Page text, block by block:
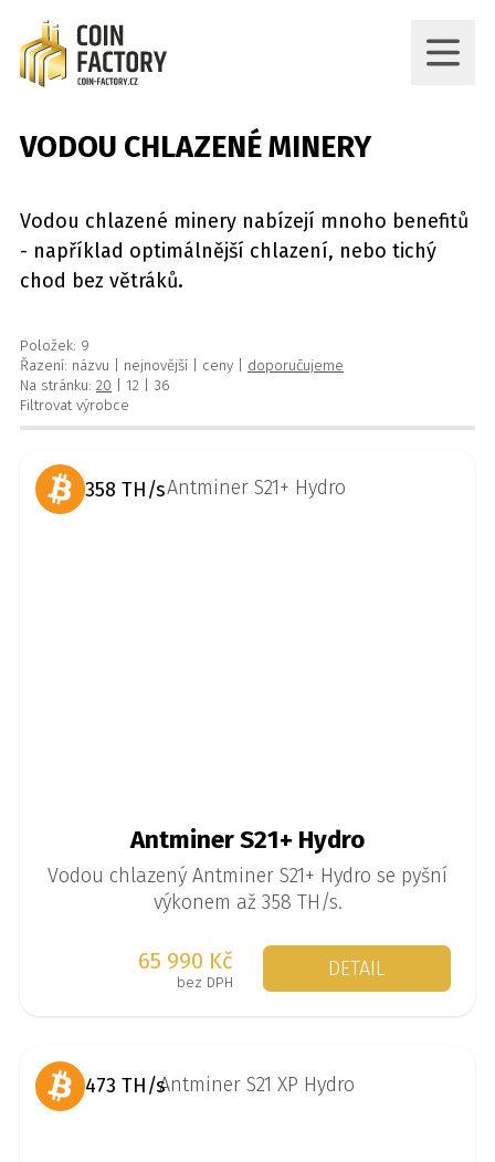
VODOU CHLAZENÉ MINERY
Vodou chlazené minery nabízejí mnoho benefitů
- například optimálnější chlazení, nebo tichý
chod bez větráků.
Položek: 9
Řazení: názvu nejnovější ceny
doporučujeme
Na stránku: 20 12
36
Filtrovat výrobce
Antminer S21+ Hydro
Vodou chlazený Antminer S21+ Hydro se pyšní
výkonem až 358 TH/s.
65 990 Kč
bez DPH
DETAIL
358 TH/s
473 TH/s